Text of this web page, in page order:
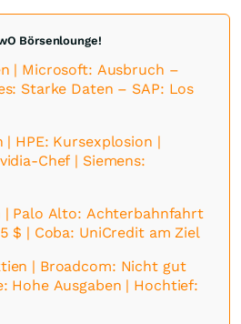
Börsenlounge!
| Microsoft: Ausbruch –
Starke Daten – SAP: Los
HPE: Kursexplosion |
Chef | Siemens:
| Palo Alto: Achterbahnfahrt
$ | Coba: UniCredit am Ziel
| Broadcom: Nicht gut
Hohe Ausgaben | Hochtief: